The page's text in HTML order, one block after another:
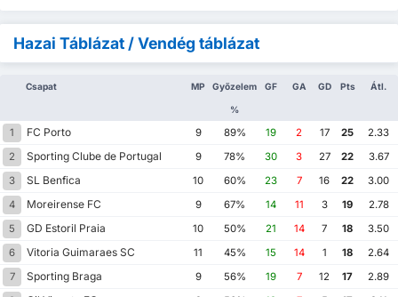
Hazai Táblázat / Vendég táblázat
Csapat MP Győzelem
%
GF GA GD Pts Átl.
1 FC Porto 9 89% 19 2 17 25
2.33
2
Sporting Clube de Portugal 9 78% 30 3 27 22
3.67
3
SL Benfica 10 60% 23 7 16 22
3.00
4
Moreirense FC 9 67% 14 11 3 19
2.78
5
GD Estoril Praia 10 50% 21 14 7 18
3.50
6
Vitoria Guimaraes SC 11 45% 15 14 1 18
2.64
7
Sporting Braga 9 56% 19 7 12 17
2.89